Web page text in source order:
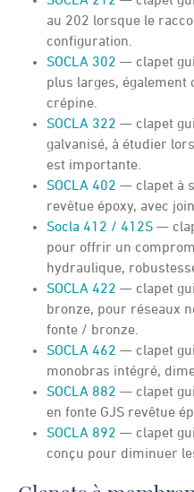
au 202 lorsque le
configuration.
SOCLA 302 — clapet
plus larges, également
crépine.
SOCLA 322 — clapet
galvanisé, à étudier
est importante.
SOCLA 402 — clapet à
revêtue époxy, avec
Socla 412 / 412S —
pour offrir un
hydraulique,
SOCLA 422 — clapet
bronze, pour réseaux
fonte / bronze.
SOCLA 462 — clapet
monobras intégré,
SOCLA 882 — clapet
en fonte GJS revêtue
SOCLA 892 — clapet
conçu pour diminuer